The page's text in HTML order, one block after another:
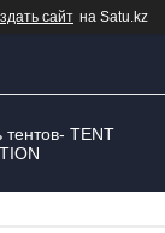
сайт на Satu.kz
тентов- TENT